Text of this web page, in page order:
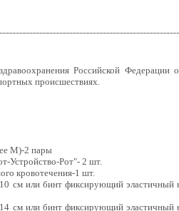
Российской
происшествиях.
M)-2 пары
Устройство-Рот"-2 шт.
кровотечения-1 шт.
см или бинт фиксирующий эластичный
см или бинт фиксирующий эластичный